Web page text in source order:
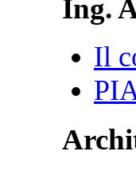
Ing.
Il